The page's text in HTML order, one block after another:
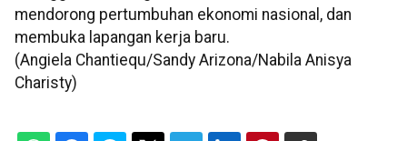
mendorong pertumbuhan ekonomi nasional, dan
membuka lapangan kerja baru.
(Angiela Chantiequ/Sandy Arizona/Nabila Anisya
Charisty)